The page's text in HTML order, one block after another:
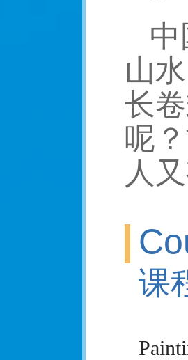
山
长
呢
人
课